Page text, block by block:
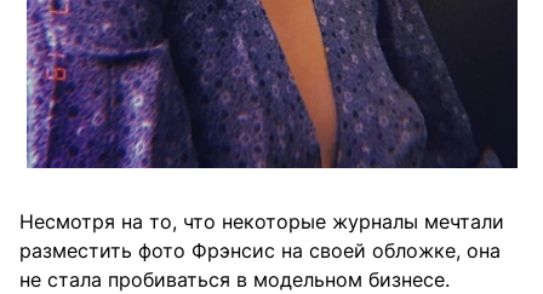
Несмотря на то, что некоторые журналы мечтали
разместить фото Фрэнсис на своей обложке, она
не стала пробиваться в модельном бизнесе.